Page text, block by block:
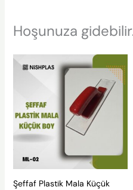
Hoşunuza
Şeffaf Plastik Mala Küçük